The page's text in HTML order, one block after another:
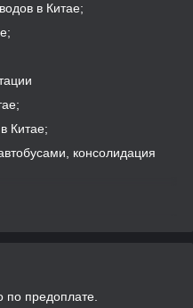
в Китае;
Китае;
консолидация
по предоплате.